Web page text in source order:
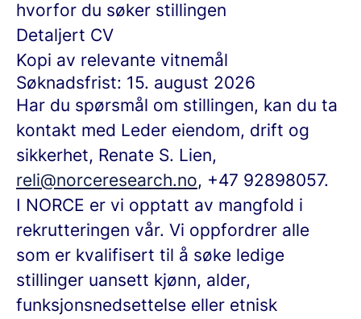
hvorfor du søker stillingen
Detaljert CV
Kopi av relevante vitnemål
Søknadsfrist: 15. august 2026
Har du spørsmål om stillingen, kan du ta
kontakt med Leder eiendom, drift og
sikkerhet, Renate S. Lien,
reli@norceresearch.no, +47 92898057.
I NORCE er vi opptatt av mangfold i
rekrutteringen vår. Vi oppfordrer alle
som er kvalifisert til å søke ledige
stillinger uansett kjønn, alder,
funksjonsnedsettelse eller etnisk